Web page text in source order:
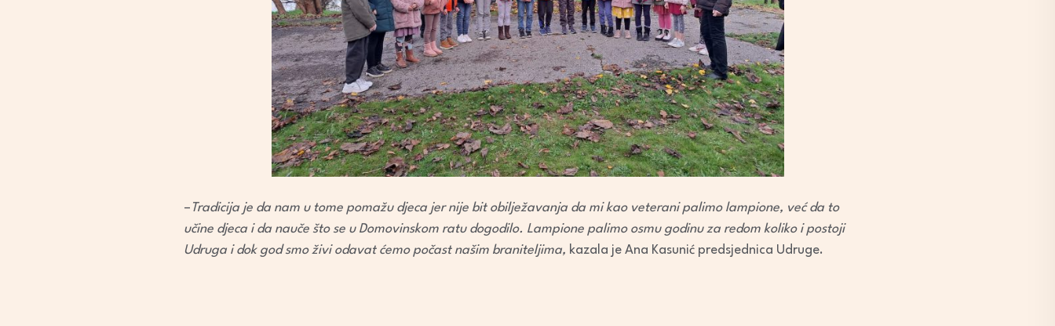
– Tradicija je da nam u tome pomažu djeca jer nije bit obilježavanja da mi kao veterani palimo lampione, već da to
učine djeca i da nauče što se u Domovinskom ratu dogodilo. Lampione palimo osmu godinu za redom koliko i postoji
Udruga i dok god smo živi odavat ćemo počast našim braniteljima, kazala je Ana Kasunić predsjednica Udruge.